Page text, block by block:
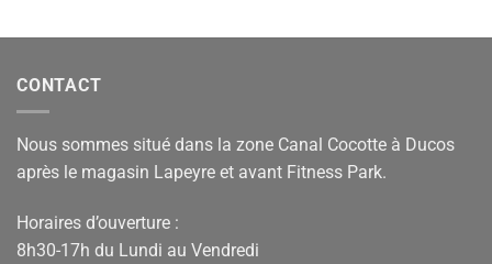
CONTACT
Nous sommes situé dans la zone Canal Cocotte à Ducos
après le magasin Lapeyre et avant Fitness Park.
Horaires d’ouverture :
8h30-17h du Lundi au Vendredi